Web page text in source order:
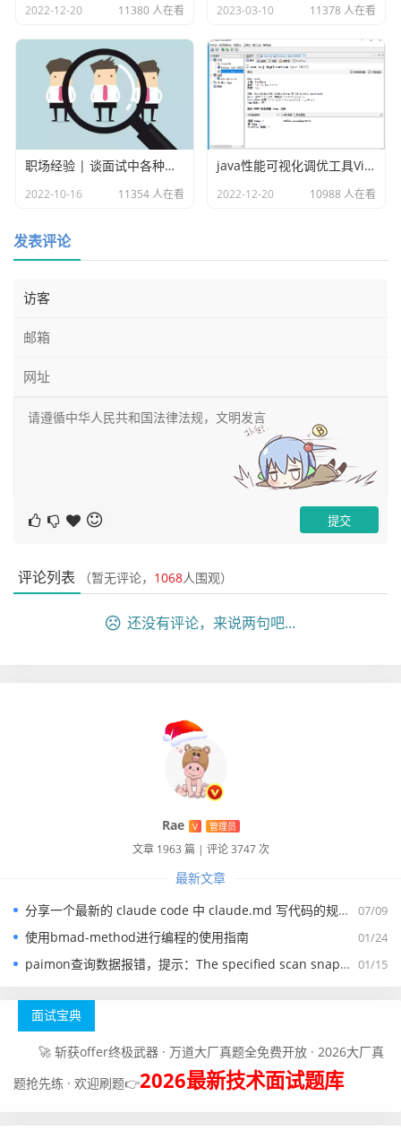
2022-12-20 11380 人在看 2023-03-10 11378 人在看
职场经验 | 谈面试中各种各样的坑
2022-10-16 11354 人在看
java性能可视化调优工具VisualVM
2022-12-20 10988 人在看
发表评论
评论列表 （暂无评论， 1068人围观）
还没有评论，来说两句吧...
Rae V 管理员
文章 1963 篇 | 评论 3747 次
最新文章
07/09
分享一个最新的 claude code 中 claude.md 写代码的规约文件
01/24
使用bmad-method进行编程的使用指南
01/15
paimon查询数据报错，提示：The specified scan snapshotId 15845 is out of available snapshotId range [17875, 178
面试宝典
🚀 斩获offer终极武器 · 万道大厂真题全免费开放 · 2026大厂真
题抢先练 · 欢迎刷题👉2026最新技术面试题库